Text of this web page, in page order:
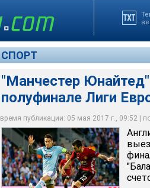
СПОРТ
"Манчестер
полуфинале Лиги
время публикации: 05 мая 2017 г., 09:52 |
"Манчестер Юнайтед" одолел
Global Look Press